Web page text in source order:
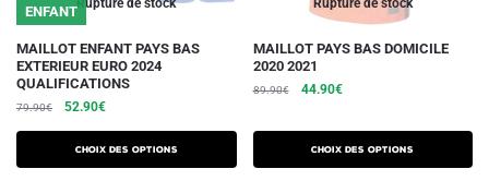
produit
Rupture de stock
ENFANT
MAILLOT ENFANT PAYS BAS
EXTERIEUR EURO 2024
QUALIFICATIONS
79.90€
Le
initial
était :
52.90€Le
actuel
est :
Choix des options
Ce
produit
a
plusieurs
variations.
Rupture de stock
MAILLOT PAYS BAS DOMICILE
2020 2021
89.90€
Le
initial
était :
89.90€.
44.90€Le
actuel
est :
44.90€.
Choix des options
Ce
produit
a
plusieurs
variations.